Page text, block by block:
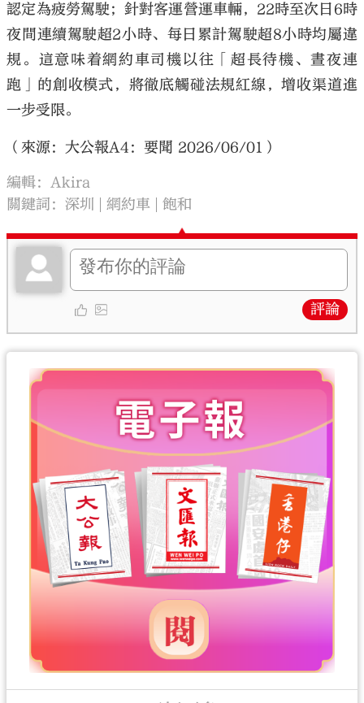
認定為疲勞駕駛；針對客運營運車輛，22時至次日6時
夜間連續駕駛超2小時、每日累計駕駛超8小時均屬違
規。這意味着網約車司機以往「超長待機、晝夜連
跑」的創收模式，將徹底觸碰法規紅線，增收渠道進
一步受限。
（來源：大公報A4：要聞 2026/06/01）
編輯：Akira
關鍵詞：深圳 網約車 飽和
評論